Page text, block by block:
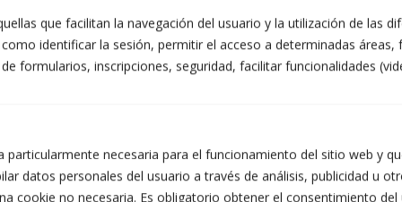
que facilitan la navegación del usuario y la utilización de las
identificar la sesión, permitir el acceso a determinadas áreas,
formularios, inscripciones, seguridad, facilitar funcionalidades
particularmente necesaria para el funcionamiento del sitio web y
datos personales del usuario a través de análisis, publicidad u
cookie no necesaria. Es obligatorio obtener el consentimiento
comercial de nuestros productos y servicios, incluidos medios
electrónicos. Legitimación: Consentimiento del interesado.
Destinatarios: No se prevén cesiones de datos. Derechos: Puede
retirar su consentimiento en cualquier momento, así como acceder,
rectificar, suprimir sus datos y el resto de derechos en
medios electrónicos.
He leído y acepto la Política de Privacidad.